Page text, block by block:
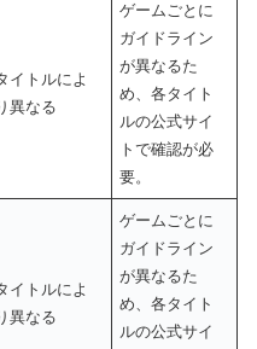
イトルによ
異なる
ゲームごとに
ガイドライン
が異なるた
め、各タイト
ルの公式サイ
トで確認が必
要。
イトルによ
異なる
ゲームごとに
ガイドライン
が異なるた
め、各タイト
ルの公式サイ